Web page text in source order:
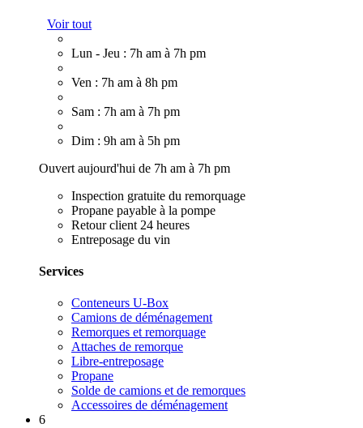
Voir tout
Lun - Jeu : 7h am à 7h pm
Ven : 7h am à 8h pm
Sam : 7h am à 7h pm
Dim : 9h am à 5h pm
Ouvert aujourd'hui de 7h am à 7h pm
Inspection gratuite du remorquage
Propane payable à la pompe
Retour client 24 heures
Entreposage du vin
Services
Conteneurs U-Box
Camions de déménagement
Remorques et remorquage
Attaches de remorque
Libre-entreposage
Propane
Solde de camions et de remorques
Accessoires de déménagement
6